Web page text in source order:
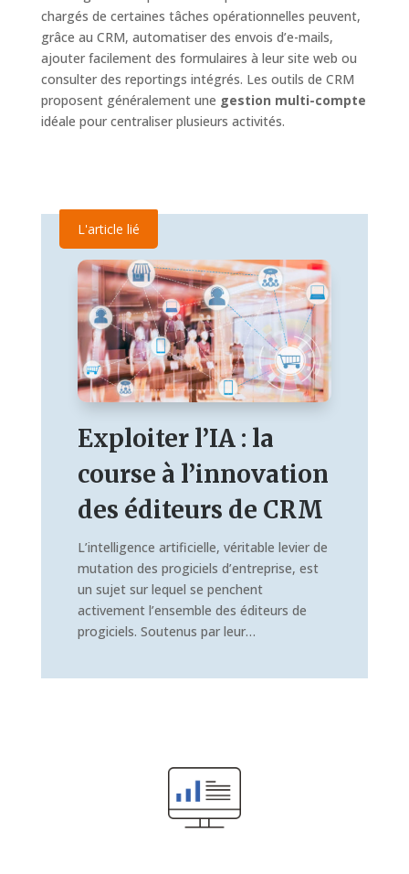
chargés de certaines tâches opérationnelles peuvent,
grâce au CRM, automatiser des envois d’e-mails,
ajouter facilement des formulaires à leur site web ou
consulter des reportings intégrés. Les outils de CRM
proposent généralement une gestion multi-compte
idéale pour centraliser plusieurs activités.
Exploiter l’IA : la
course à l’innovation
des éditeurs de CRM
L’intelligence artificielle, véritable levier de
mutation des progiciels d’entreprise, est
un sujet sur lequel se penchent
activement l’ensemble des éditeurs de
progiciels. Soutenus par leur…